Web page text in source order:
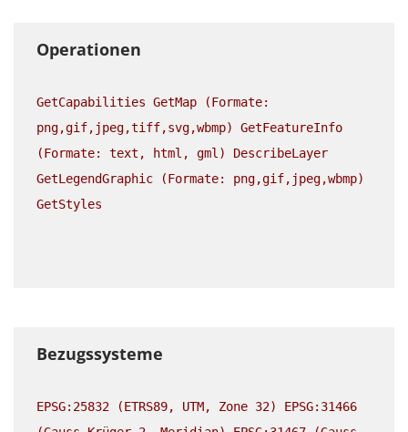
Operationen
GetCapabilities GetMap (Formate:
png,gif,jpeg,tiff,svg,wbmp) GetFeatureInfo
(Formate: text, html, gml) DescribeLayer
GetLegendGraphic (Formate: png,gif,jpeg,wbmp)
GetStyles
Bezugssysteme
EPSG:25832 (ETRS89, UTM, Zone 32) EPSG:31466